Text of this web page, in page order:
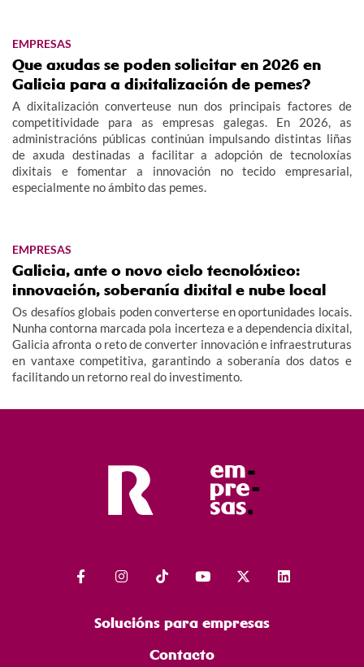
EMPRESAS
Que axudas se poden solicitar en 2026 en
Galicia para a dixitalización de pemes?
A dixitalización converteuse nun dos principais factores de
competitividade para as empresas galegas. En 2026, as
administracións públicas continúan impulsando distintas liñas
de axuda destinadas a facilitar a adopción de tecnoloxías
dixitais e fomentar a innovación no tecido empresarial,
especialmente no ámbito das pemes.
EMPRESAS
Galicia, ante o novo ciclo tecnolóxico:
innovación, soberanía dixital e nube local
Os desafíos globais poden converterse en oportunidades locais.
Nunha contorna marcada pola incerteza e a dependencia dixital,
Galicia afronta o reto de converter innovación e infraestruturas
en vantaxe competitiva, garantindo a soberanía dos datos e
facilitando un retorno real do investimento.
Solucións para empresas
Contacto